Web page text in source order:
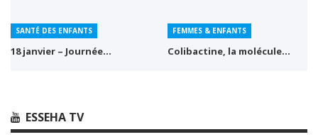
SANTÉ DES ENFANTS
18 janvier – Journée…
FEMMES & ENFANTS
Colibactine, la molécule…
ESSEHA TV